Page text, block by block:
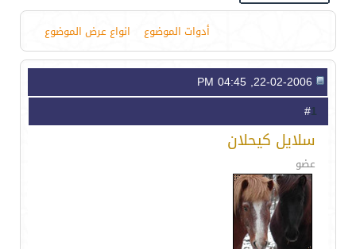
أدوات الموضوع انواع عرض الموضوع
1
سلايل كيحلان
عضو